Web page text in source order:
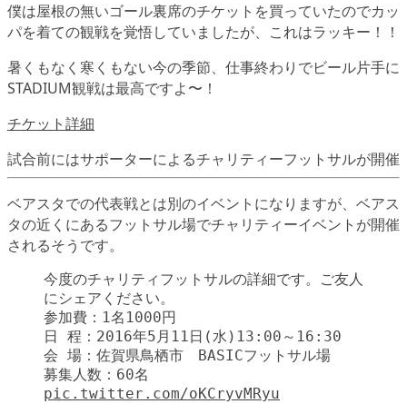
僕は屋根の無いゴール裏席のチケットを買っていたのでカッ
パを着ての観戦を覚悟していましたが、これはラッキー！！
暑くもなく寒くもない今の季節、仕事終わりでビール片手に
STADIUM観戦は最高ですよ〜！
チケット詳細
試合前にはサポーターによるチャリティーフットサルが開催
ベアスタでの代表戦とは別のイベントになりますが、ベアス
タの近くにあるフットサル場でチャリティーイベントが開催
されるそうです。
今度のチャリティフットサルの詳細です。ご友人
にシェアください。
参加費：1名1000円
日 程：2016年5月11日(水)13:00～16:30
会 場：佐賀県鳥栖市 BASICフットサル場
募集人数：60名
pic.twitter.com/oKCryvMRyu